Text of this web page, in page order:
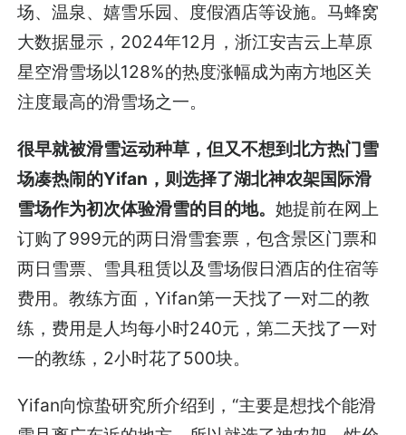
场、温泉、嬉雪乐园、度假酒店等设施。马蜂窝
大数据显示，2024年12月，浙江安吉云上草原
星空滑雪场以128%的热度涨幅成为南方地区关
注度最高的滑雪场之一。
很早就被滑雪运动种草，但又不想到北方热门雪
场凑热闹的Yifan，则选择了湖北神农架国际滑
雪场作为初次体验滑雪的目的地。她提前在网上
订购了999元的两日滑雪套票，包含景区门票和
两日雪票、雪具租赁以及雪场假日酒店的住宿等
费用。教练方面，Yifan第一天找了一对二的教
练，费用是人均每小时240元，第二天找了一对
一的教练，2小时花了500块。
Yifan向惊蛰研究所介绍到，“主要是想找个能滑